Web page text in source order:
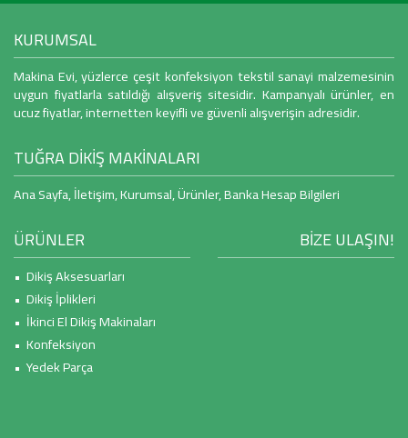
KURUMSAL
Makina Evi, yüzlerce çeşit konfeksiyon tekstil sanayi malzemesinin
uygun fiyatlarla satıldığı alışveriş sitesidir. Kampanyalı ürünler, en
ucuz fiyatlar, internetten keyifli ve güvenli alışverişin adresidir.
TUĞRA DİKİŞ MAKİNALARI
Ana Sayfa,İletişim,Kurumsal,Ürünler,Banka Hesap Bilgileri
ÜRÜNLER
• Dikiş Aksesuarları
• Dikiş İplikleri
• İkinci El Dikiş Makinaları
• Konfeksiyon
• Yedek Parça
BİZE ULAŞIN!